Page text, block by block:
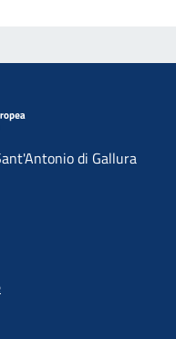
di Gallura